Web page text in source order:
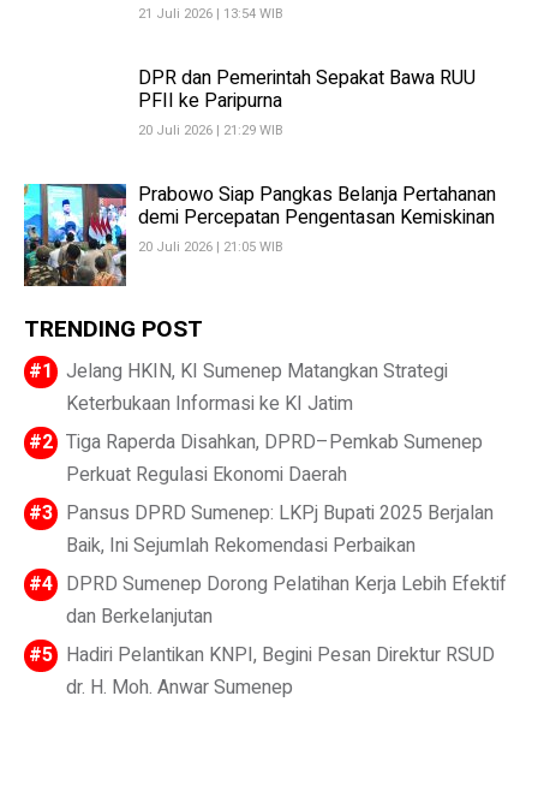
21 Juli 2026 | 13:54 WIB
DPR dan Pemerintah Sepakat Bawa RUU
PFII ke Paripurna
20 Juli 2026 | 21:29 WIB
Prabowo Siap Pangkas Belanja Pertahanan
demi Percepatan Pengentasan Kemiskinan
20 Juli 2026 | 21:05 WIB
TRENDING POST
Jelang HKIN, KI Sumenep Matangkan Strategi
Keterbukaan Informasi ke KI Jatim
Tiga Raperda Disahkan, DPRD–Pemkab Sumenep
Perkuat Regulasi Ekonomi Daerah
Pansus DPRD Sumenep: LKPj Bupati 2025 Berjalan
Baik, Ini Sejumlah Rekomendasi Perbaikan
DPRD Sumenep Dorong Pelatihan Kerja Lebih Efektif
dan Berkelanjutan
Hadiri Pelantikan KNPI, Begini Pesan Direktur RSUD
dr. H. Moh. Anwar Sumenep